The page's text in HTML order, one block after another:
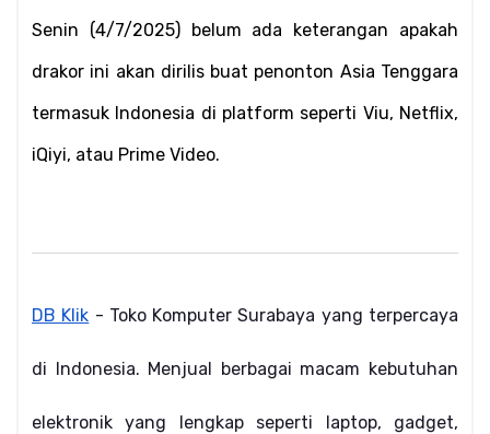
Senin (4/7/2025) belum ada keterangan apakah
drakor ini akan dirilis buat penonton Asia Tenggara
termasuk Indonesia di platform seperti Viu, Netflix,
iQiyi, atau Prime Video.
DB Klik - Toko Komputer Surabaya yang terpercaya
di Indonesia. Menjual berbagai macam kebutuhan
elektronik yang lengkap seperti laptop, gadget,